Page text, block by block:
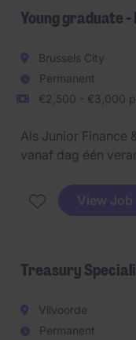
Young graduate
Brussels City
Permanent
€2,500 - €3,000
Als Junior Finance
vanaf dag één
View Job
Treasury
Vilvoorde
Permanent